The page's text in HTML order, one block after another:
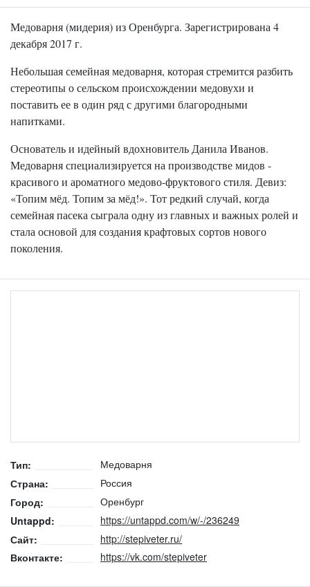
Медоварня (мидерия) из Оренбурга. Зарегистрирована 4
декабря 2017 г.
Небольшая семейная медоварня, которая стремится разбить
стереотипы о сельском происхождении медовухи и
поставить ее в один ряд с другими благородными
напитками.
Основатель и идейный вдохновитель Данила Иванов.
Медоварня специализируется на производстве мидов -
красивого и ароматного медово-фруктового стиля. Девиз:
«Топим мёд. Топим за мёд!». Тот редкий случай, когда
семейная пасека сыграла одну из главных и важных ролей и
стала основой для создания крафтовых сортов нового
поколения.
Тип:
Медоварня
Страна:
Россия
Город:
Оренбург
Untappd:
https://untappd.com/w/-/236249
Сайт:
http://stepiveter.ru/
Вконтакте:
https://vk.com/stepiveter